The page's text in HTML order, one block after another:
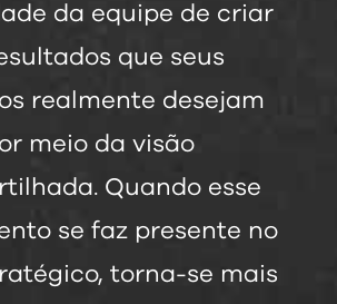
da equipe de criar
que seus
realmente desejam
meio da visão
Quando esse
se faz presente no
torna-se mais